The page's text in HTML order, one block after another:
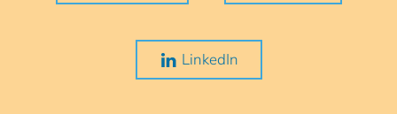
LinkedIn